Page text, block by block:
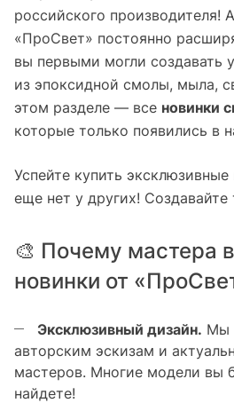
российского производителя!
«ПроСвет» постоянно
вы первыми могли создавать
из эпоксидной смолы, мыла,
этом разделе — все новинки
которые только появились в
Успейте купить
еще нет у других!
🎨 Почему мастера
новинки от
Эксклюзивный дизайн. Мы
авторским эскизам и
мастеров. Многие модели вы
найдете!